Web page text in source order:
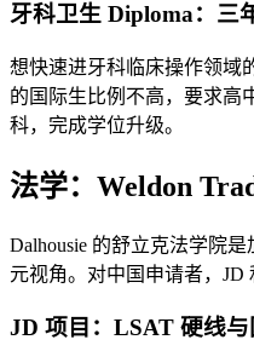
牙科卫生 Diploma：三
想快速进牙科临床操作领域
的国际生比例不高，要求高
科，完成学位升级。
法学：Weldon
Dalhousie 的舒立克法学院
元视角。对中国申请者，JD
JD 项目：LSAT 硬线